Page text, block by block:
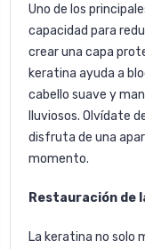
Uno de los
capacidad para
crear una capa
keratina ayuda a
cabello suave y
lluviosos. Olvídate
disfruta de una
momento.
Restauración de
La keratina no solo